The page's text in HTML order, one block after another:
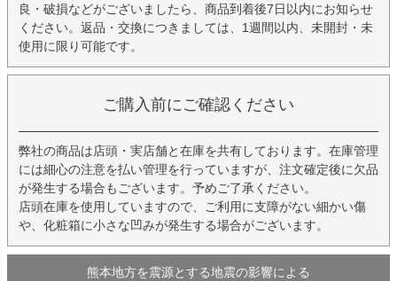
良・破損などがございましたら、商品到着後7日以内にお知らせ
ください。返品・交換につきましては、1週間以内、未開封・未
使用に限り可能です。
ご購入前にご確認ください
弊社の商品は店頭・実店舗と在庫を共有しております。在庫管理
には細心の注意を払い管理を行っていますが、注文確定後に欠品
が発生する場合もございます。予めご了承ください。
店頭在庫を使用していますので、ご利用に支障がない細かい傷
や、化粧箱に小さな凹みが発生する場合がございます。
熊本地方を震源とする地震の影響による